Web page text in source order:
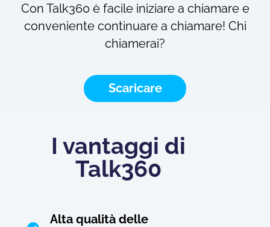
Con Talk360 è facile iniziare a chiamare e
conveniente continuare a chiamare! Chi
chiamerai?
Scaricare
I vantaggi di
Talk360
Alta qualità delle